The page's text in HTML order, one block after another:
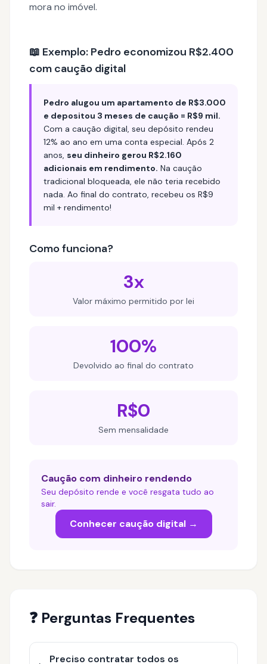
mora no imóvel.
📖 Exemplo: Pedro economizou R$2.400
com caução digital
Pedro alugou um apartamento de R$3.000
e depositou 3 meses de caução = R$9 mil.
Com a caução digital, seu depósito rendeu
12% ao ano em uma conta especial. Após 2
anos, seu dinheiro gerou R$2.160
adicionais em rendimento. Na caução
tradicional bloqueada, ele não teria recebido
nada. Ao final do contrato, recebeu os R$9
mil + rendimento!
Como funciona?
3x
Valor máximo permitido por lei
100%
Devolvido ao final do contrato
R$0
Sem mensalidade
Caução com dinheiro rendendo
Seu depósito rende e você resgata tudo ao
sair.
Conhecer caução digital →
❓ Perguntas Frequentes
Preciso contratar todos os